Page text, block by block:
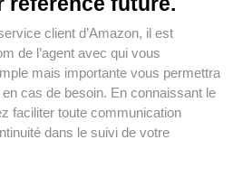
client d’Amazon, il est
de l’agent avec qui vous
mais importante vous permettra
cas de besoin. En connaissant le
faciliter toute communication
dans le suivi de votre